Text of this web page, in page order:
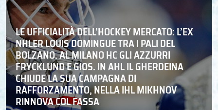
LE UFFICIALITÀ DELL’HOCKEY MERCATO: L’EX
NHLER LOUIS DOMINGUE TRA I PALI DEL
BOLZANO. AL MILANO HC GLI AZZURRI
FRYCKLUND E GIOS. IN AHL IL GHERDEINA
CHIUDE LA SUA CAMPAGNA DI
RAFFORZAMENTO, NELLA IHL MIKHNOV
RINNOVA COL FASSA